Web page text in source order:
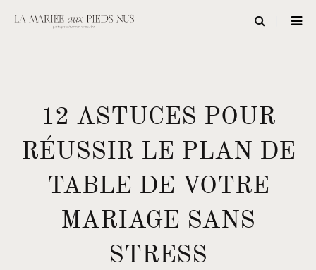
12 ASTUCES POUR
RÉUSSIR LE PLAN DE
TABLE DE VOTRE
MARIAGE SANS
STRESS